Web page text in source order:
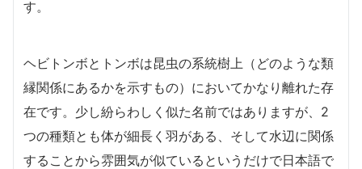
す。
ヘビトンボとトンボは昆虫の系統樹上（どのような類
縁関係にあるかを示すもの）においてかなり離れた存
在です。少し紛らわしく似た名前ではありますが、2
つの種類とも体が細長く羽がある、そして水辺に関係
することから雰囲気が似ているというだけで日本語で